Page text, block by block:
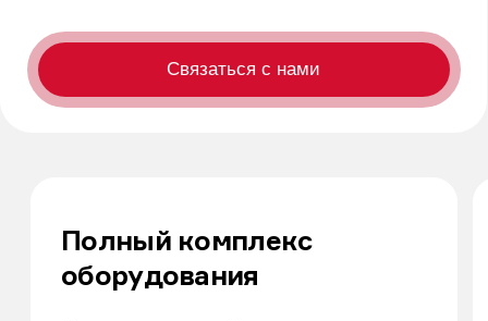
Квалификация и
позволяют
Полный комплекс
оборудования
Диагностическое оборудование,